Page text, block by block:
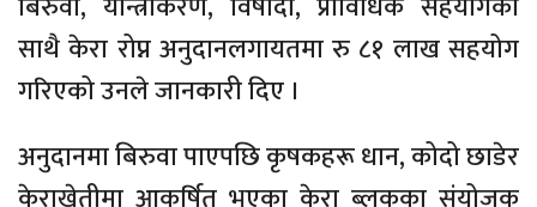
साथै केरा रोप्न अनुदानलगायतमा रु ८१ लाख सहयोग
गरिएको उनले जानकारी दिए ।
अनुदानमा बिरुवा पाएपछि कृषकहरू धान, कोदो छाडेर